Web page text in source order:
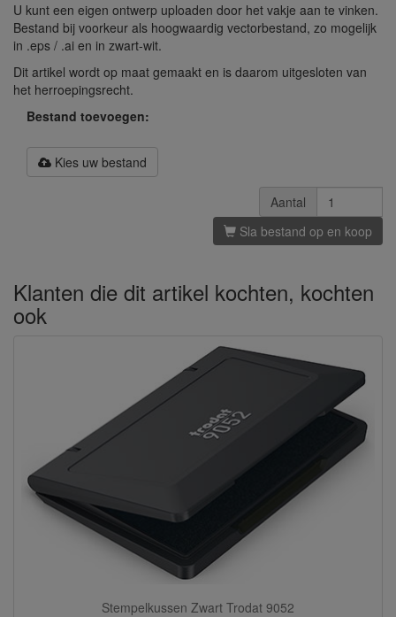
U kunt een eigen ontwerp uploaden door het vakje aan te vinken.
Bestand bij voorkeur als hoogwaardig vectorbestand, zo mogelijk
in .eps / .ai en in zwart-wit.
Dit artikel wordt op maat gemaakt en is daarom uitgesloten van
het herroepingsrecht.
Bestand toevoegen:
Kies uw bestand
Aantal
Sla bestand op en koop
Klanten die dit artikel kochten, kochten
ook
Stempelkussen Zwart Trodat 9052